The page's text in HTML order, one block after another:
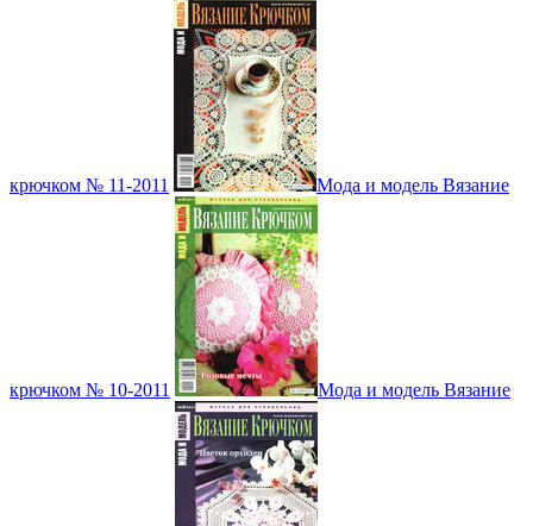
крючком № 11-2011 Мода и модель Вязание
крючком № 10-2011 Мода и модель Вязание